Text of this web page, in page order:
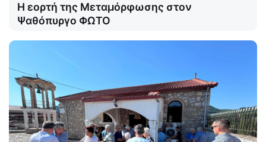
Η εορτή της Μεταμόρφωσης στον
Ψαθόπυργο ΦΩΤΟ